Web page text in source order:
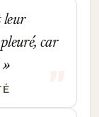
leur
car